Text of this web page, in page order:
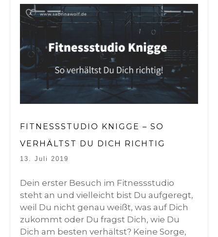
FITNESSSTUDIO KNIGGE – SO
VERHÄLTST DU DICH RICHTIG
13. Juli 2019
Dein erster Besuch im Fitnessstudio
steht an und vielleicht bist Du aufgeregt,
weil Du nicht genau weißt, was auf Dich
zukommt oder Du fragst Dich, wie Du
Dich am besten verhältst? Keine Sorge,